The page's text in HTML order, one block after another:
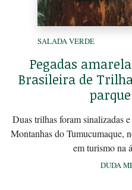
SALADA VERDE
Pegadas
Brasileira de
Duas trilhas foram sinalizadas
Montanhas do Tumucumaque,
em turismo na
DUDA